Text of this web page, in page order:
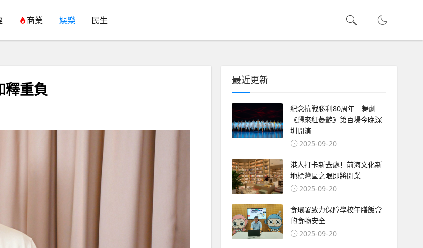
商業 娛樂 民生
釋重負 最近更新
紀念抗戰勝利80周年 舞劇
《歸來紅菱艷》第百場今晚深
圳開演
2025-09-20
港人打卡新去處！前海文化新
地標灣區之眼即將開業
2025-09-20
食環署致力保障學校午膳飯盒
的食物安全
2025-09-20